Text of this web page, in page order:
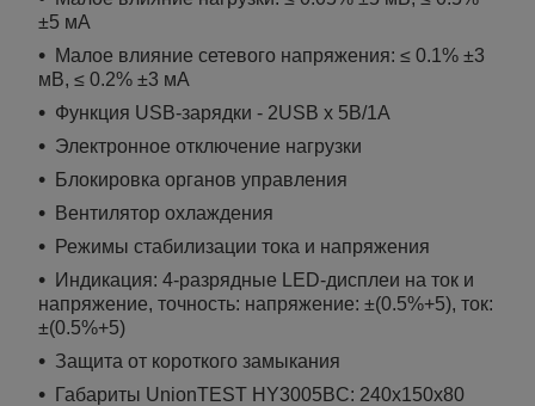
±5 мА
Малое влияние сетевого напряжения: ≤ 0.1% ±3
мВ, ≤ 0.2% ±3 мА
Функция USB-зарядки - 2USB х 5В/1А
Электронное отключение нагрузки
Блокировка органов управления
Вентилятор охлаждения
Режимы стабилизации тока и напряжения
Индикация: 4-разрядные
LED-дисплеи на ток и
напряжение, точность: напряжение: ±(0.5%+5), ток:
±(0.5%+5)
Защита от короткого замыкания
Габариты UnionTEST HY3005 BC: 240х150х80